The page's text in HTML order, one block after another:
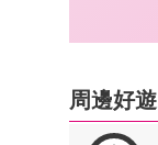
周邊好遊